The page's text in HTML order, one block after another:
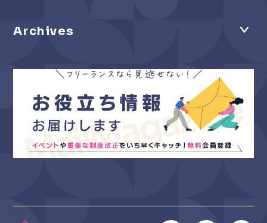
Archives